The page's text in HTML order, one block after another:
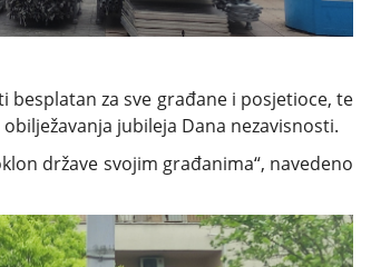
besplatan za sve građane i posjetioce, te
jubileja Dana nezavisnosti.
države svojim građanima“, navedeno